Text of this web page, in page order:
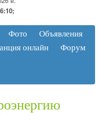
Фото
Объявления
онлайн Форум